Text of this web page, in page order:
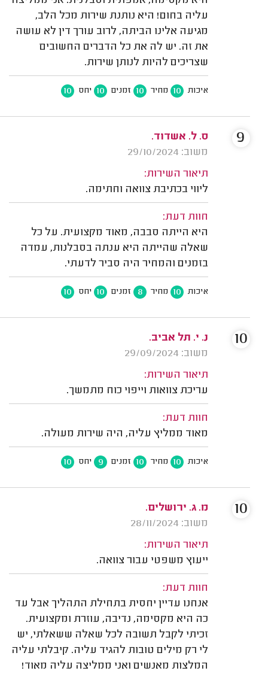
עליה בחום! היא נותנת שירות מכל הלב,
מגיעה אלינו הביתה, לרוב עורך דין לא עושה
את זה. יש לה את כל הדברים החשובים
שצריכים להיות לנותן שירות.
איכות 10 מחיר 10 זמנים 10 יחס 10
ס. ל. אשדוד.
משוב: 29/10/2024
תיאור השירות:
ליווי בכתיבת צוואה וחתימה.
חוות דעת:
היא הייתה סבבה, מאוד מקצועית. על כל
שאלה שהייתה היא ענתה בסבלנות, עמדה
בזמנים והמחיר היה סביר לדעתי.
איכות 10 מחיר 8 זמנים 10 יחס 10
9
נ. י. תל אביב.
משוב: 29/09/2024
תיאור השירות:
עריכת צוואות וייפוי כוח מתמשך.
חוות דעת:
מאוד ממליץ עליה, היה שירות מעולה.
איכות 10 מחיר 10 זמנים 9 יחס 10
10
מ. ג. ירושלים.
משוב: 28/11/2024
תיאור השירות:
ייעוץ משפטי עבור צוואה.
חוות דעת:
אנחנו עדיין יחסית בתחילת התהליך אבל עד
כה היא מקסימה, נדיבה, עוזרת ומקצועית.
זכיתי לקבל תשובה לכל שאלה ששאלתי, יש
לי רק מילים טובות להגיד עליה. קיבלתי עליה
המלצות מאנשים ואני ממליצה עליה מאוד!
10